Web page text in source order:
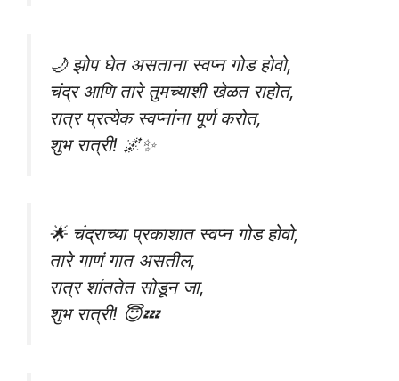
🌙 झोप घेत असताना स्वप्न गोड होवो,
चंद्र आणि तारे तुमच्याशी खेळत राहोत,
रात्र प्रत्येक स्वप्नांना पूर्ण करोत,
शुभ रात्री! 🌌✨
🌟 चंद्राच्या प्रकाशात स्वप्न गोड होवो,
तारे गाणं गात असतील,
रात्र शांततेत सोडून जा,
शुभ रात्री! 😇💤